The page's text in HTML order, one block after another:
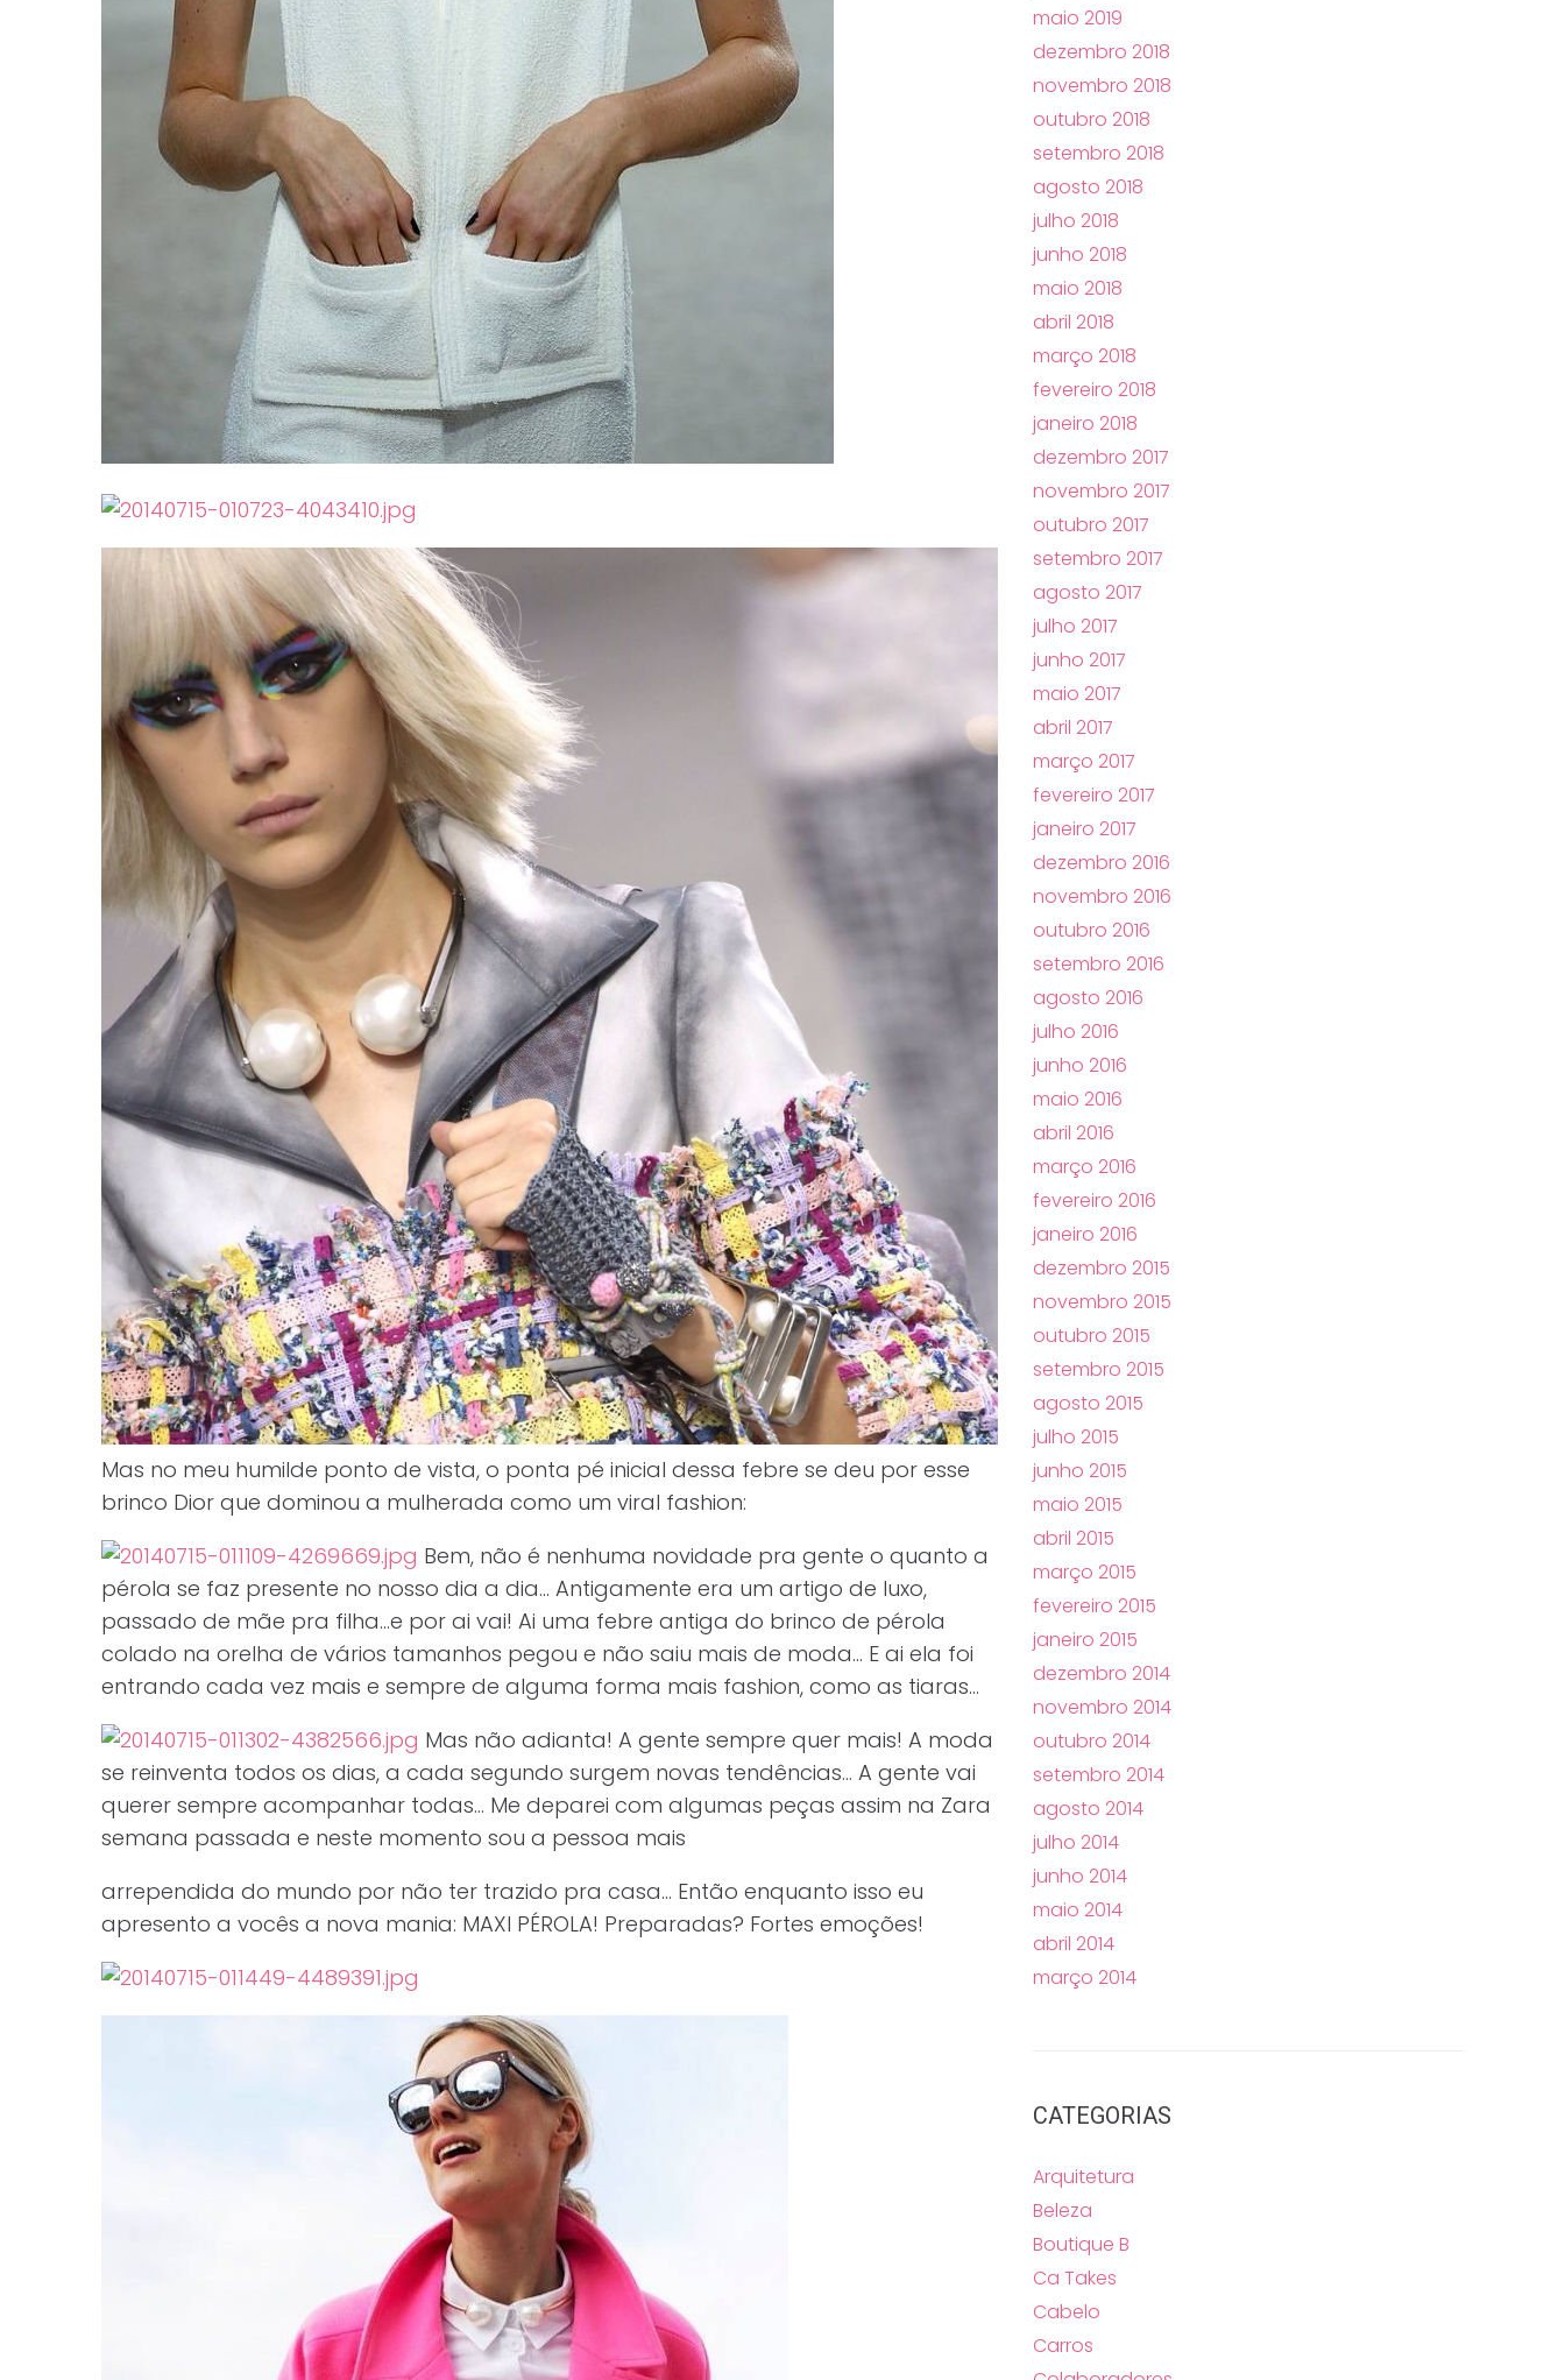
Mas no meu humilde ponto de vista, o ponta pé inicial dessa febre se deu por esse
brinco Dior que dominou a mulherada como um viral fashion:
Bem, não é nenhuma novidade pra gente o quanto a
pérola se faz presente no nosso dia a dia… Antigamente era um artigo de luxo,
passado de mãe pra filha…e por ai vai! Ai uma febre antiga do brinco de pérola
colado na orelha de vários tamanhos pegou e não saiu mais de moda… E ai ela foi
entrando cada vez mais e sempre de alguma forma mais fashion, como as tiaras…
Mas não adianta! A gente sempre quer mais! A moda
se reinventa todos os dias, a cada segundo surgem novas tendências… A gente vai
querer sempre acompanhar todas… Me deparei com algumas peças assim na Zara
semana passada e neste momento sou a pessoa mais
arrependida do mundo por não ter trazido pra casa… Então enquanto isso eu
apresento a vocês a nova mania: MAXI PÉROLA! Preparadas? Fortes emoções!
maio 2019
dezembro 2018
novembro 2018
outubro 2018
setembro 2018
agosto 2018
julho 2018
junho 2018
maio 2018
abril 2018
março 2018
fevereiro 2018
janeiro 2018
dezembro 2017
novembro 2017
outubro 2017
setembro 2017
agosto 2017
julho 2017
junho 2017
maio 2017
abril 2017
março 2017
fevereiro 2017
janeiro 2017
dezembro 2016
novembro 2016
outubro 2016
setembro 2016
agosto 2016
julho 2016
junho 2016
maio 2016
abril 2016
março 2016
fevereiro 2016
janeiro 2016
dezembro 2015
novembro 2015
outubro 2015
setembro 2015
agosto 2015
julho 2015
junho 2015
maio 2015
abril 2015
março 2015
fevereiro 2015
janeiro 2015
dezembro 2014
novembro 2014
outubro 2014
setembro 2014
agosto 2014
julho 2014
junho 2014
maio 2014
abril 2014
março 2014
CATEGORIAS
Arquitetura
Beleza
Boutique B
Ca Takes
Cabelo
Carros